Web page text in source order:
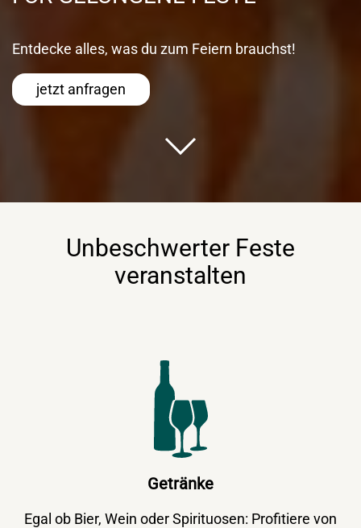
Entdecke alles, was du zum Feiern brauchst!
jetzt anfragen
Unbeschwerter Feste
veranstalten
Getränke
Egal ob Bier, Wein oder Spirituosen: Profitiere von